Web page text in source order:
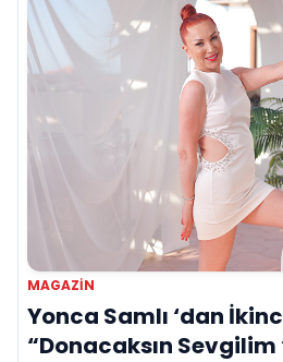
MAGAZİN
Yonca Samlı ‘dan
“Donacaksın Sevgilim